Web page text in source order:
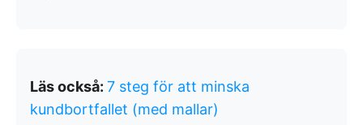
Läs också: 7 steg för att minska
kundbortfallet (med mallar)